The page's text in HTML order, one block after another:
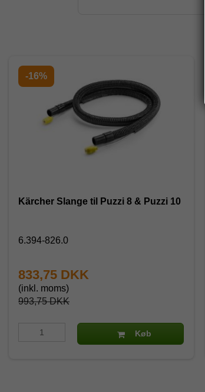
-16%
Kärcher Slange til Puzzi 8 & Puzzi 10
6.394-826.0
993,75 DKK
833,75 DKK
(inkl. moms)
Køb